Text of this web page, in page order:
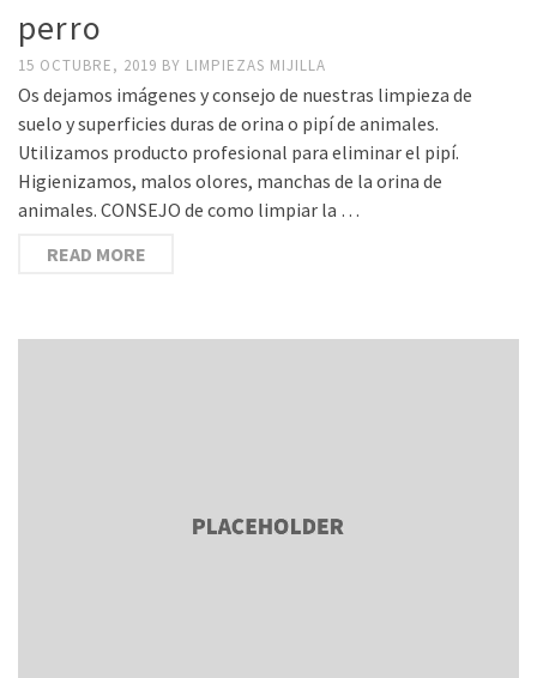
perro
15 OCTUBRE, 2019 BY LIMPIEZAS MIJILLA
Os dejamos imágenes y consejo de nuestras limpieza de
suelo y superficies duras de orina o pipí de animales.
Utilizamos producto profesional para eliminar el pipí.
Higienizamos, malos olores, manchas de la orina de
animales. CONSEJO de como limpiar la …
READ MORE